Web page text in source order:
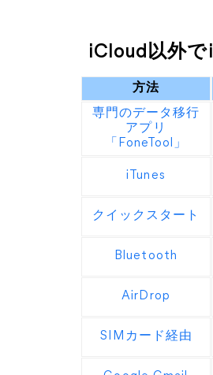
iCloud以外で
方法
専門のデータ移行
アプリ
「FoneTool」
iTunes
クイックスタート
Bluetooth
AirDrop
SIMカード経由